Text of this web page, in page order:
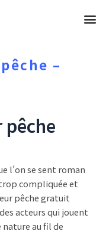
メ
–
l’on se sent roman
compliquée et
pêche gratuit
acteurs qui jouent
au fil de